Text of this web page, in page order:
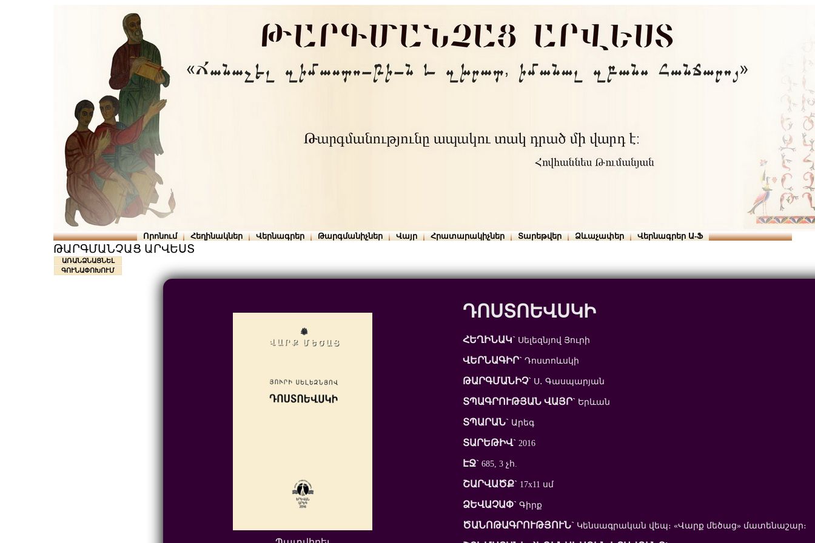
Որոնում Հեղինակներ Վերնագրեր Թարգմանիչներ Վայր Հրատարակիչներ Տարեթվեր Ձևաչափեր Վերնագրեր Ա-Ֆ
ԹԱՐԳՄԱՆՉԱՑ ԱՐՎԵՍՏ
ԱՌԱՆՁՆԱՑՆԵԼ
ԳՈՒՆԱՓՈԽՈՒՄ
ԴՈՍՏՈԵՎՍԿԻ
ՀԵՂԻՆԱԿ` Սելեզնյով Յուրի
ՎԵՐՆԱԳԻՐ` Դոստոևսկի
ԹԱՐԳՄԱՆԻՉ` Ս․ Գասպարյան
ՏՊԱԳՐՈՒԹՅԱՆ ՎԱՅՐ` Երևան
ՏՊԱՐԱՆ` Արեգ
ՏԱՐԵԹԻՎ` 2016
ԷՋ` 685, 3 չհ.
ՇԱՐՎԱԾՔ` 17x11 սմ
ՁԵՎԱՉԱՓ` Գիրք
ԾԱՆՈԹԱԳՐՈՒԹՅՈՒՆ` Կենսագրական վեպ։ «Վարք մեծաց» մատենաշար։